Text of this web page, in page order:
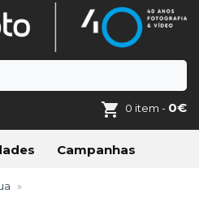
0 item - 0€
Campanhas